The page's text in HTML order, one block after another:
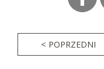
< POPRZEDNI